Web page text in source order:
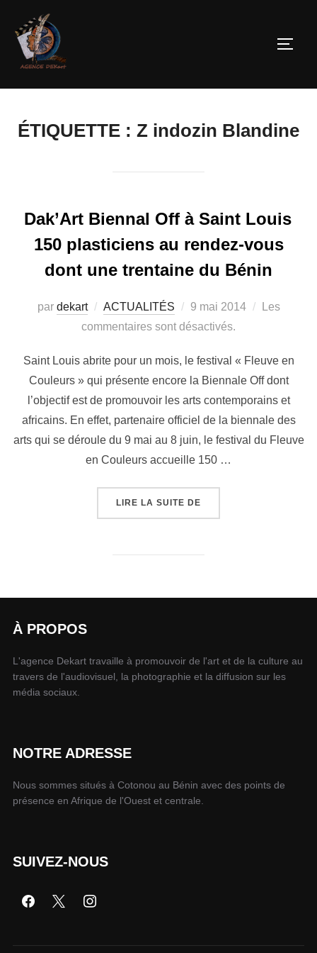
ÉTIQUETTE : Z indozin Blandine
Dak’Art Biennal Off à Saint Louis
150 plasticiens au rendez-vous
dont une trentaine du Bénin
par dekart ACTUALITÉS 9 mai 2014
Les
commentaires sont désactivés.
Saint Louis abrite pour un mois, le festival « Fleuve en
Couleurs » qui présente encore la Biennale Off dont
l’objectif est de promouvoir les arts contemporains et
africains. En effet, partenaire officiel de la biennale des
arts qui se déroule du 9 mai au 8 juin, le festival du Fleuve
en Couleurs accueille 150 …
LIRE LA SUITE DE
À PROPOS
L'agence Dekart travaille à promouvoir de l'art et de la culture au
travers de l'audiovisuel, la photographie et la diffusion sur les
média sociaux.
NOTRE ADRESSE
Nous sommes situés à Cotonou au Bénin avec des points de
présence en Afrique de l'Ouest et centrale.
SUIVEZ-NOUS